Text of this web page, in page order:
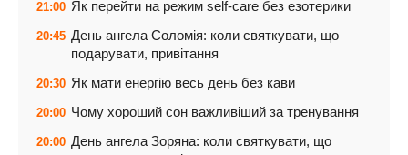
21:00 Як перейти на режим self-care без езотерики
20:45 День ангела Соломія: коли святкувати, що
подарувати, привітання
20:30 Як мати енергію весь день без кави
20:00 Чому хороший сон важливіший за тренування
20:00 День ангела Зоряна: коли святкувати, що